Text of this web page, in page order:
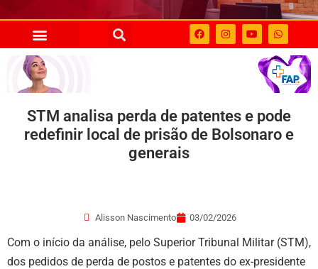
STM analisa perda de patentes e pode
redefinir local de prisão de Bolsonaro e
generais
Alisson Nascimento 03/02/2026
Com o início da análise, pelo Superior Tribunal Militar (STM),
dos pedidos de perda de postos e patentes do ex-presidente